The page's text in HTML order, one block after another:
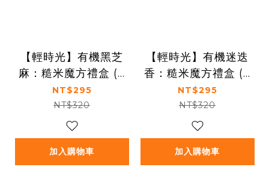
【輕時光】有機黑芝
麻：糙米魔方禮盒 (8
入/盒)
NT$295
NT$320
加入購物車
【輕時光】有機迷迭
香：糙米魔方禮盒 (8
入/盒)
NT$295
NT$320
加入購物車